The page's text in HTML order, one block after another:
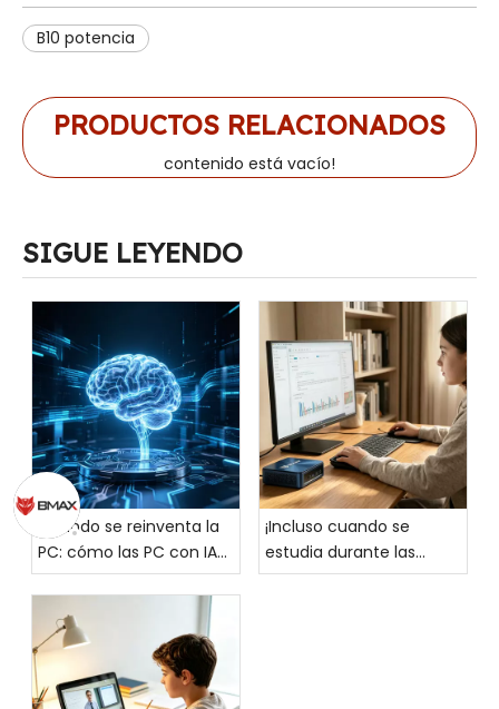
B10 potencia
PRODUCTOS RELACIONADOS
contenido está vacío!
SIGUE LEYENDO
Cuando se reinventa la
PC: cómo las PC con IA
están reescribiendo la
lógica de crecimiento de
la industria global de PC
¡Incluso cuando se
estudia durante las
vacaciones, no se puede